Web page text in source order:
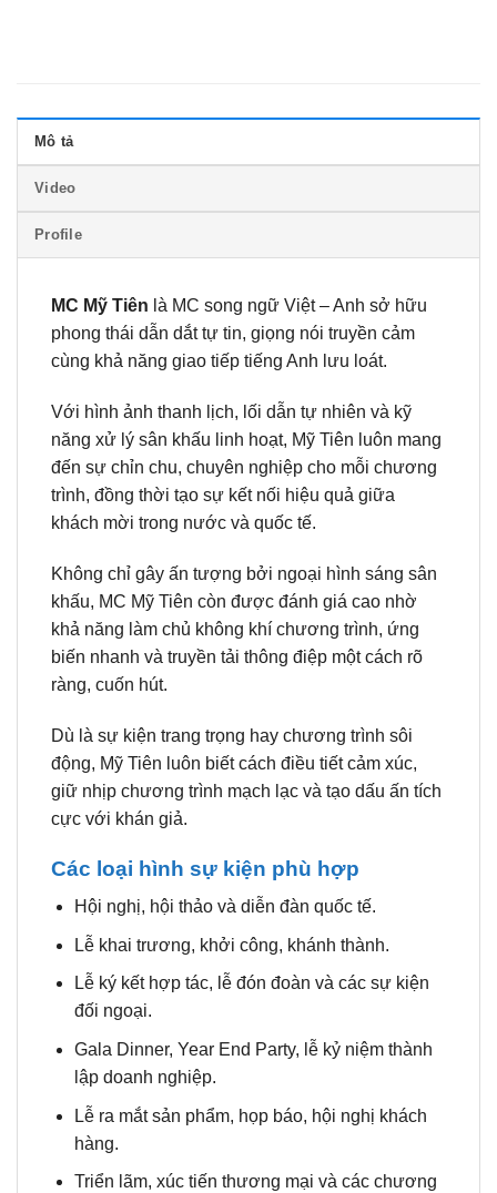
Mô tả
Video
Profile
MC Mỹ Tiên là MC song ngữ Việt – Anh sở hữu
phong thái dẫn dắt tự tin, giọng nói truyền cảm
cùng khả năng giao tiếp tiếng Anh lưu loát.
Với hình ảnh thanh lịch, lối dẫn tự nhiên và kỹ
năng xử lý sân khấu linh hoạt, Mỹ Tiên luôn mang
đến sự chỉn chu, chuyên nghiệp cho mỗi chương
trình, đồng thời tạo sự kết nối hiệu quả giữa
khách mời trong nước và quốc tế.
Không chỉ gây ấn tượng bởi ngoại hình sáng sân
khấu, MC Mỹ Tiên còn được đánh giá cao nhờ
khả năng làm chủ không khí chương trình, ứng
biến nhanh và truyền tải thông điệp một cách rõ
ràng, cuốn hút.
Dù là sự kiện trang trọng hay chương trình sôi
động, Mỹ Tiên luôn biết cách điều tiết cảm xúc,
giữ nhịp chương trình mạch lạc và tạo dấu ấn tích
cực với khán giả.
Các loại hình sự kiện phù hợp
Hội nghị, hội thảo và diễn đàn quốc tế.
Lễ khai trương, khởi công, khánh thành.
Lễ ký kết hợp tác, lễ đón đoàn và các sự kiện
đối ngoại.
Gala Dinner, Year End Party, lễ kỷ niệm thành
lập doanh nghiệp.
Lễ ra mắt sản phẩm, họp báo, hội nghị khách
hàng.
Triển lãm, xúc tiến thương mại và các chương